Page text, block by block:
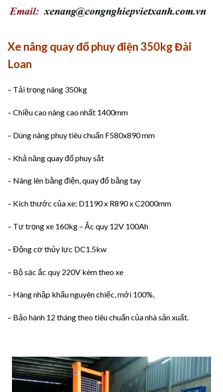
Xe nâng quay đổ phuy điện 350kg Đài
Loan
– Tải trọng nâng 350kg
– Chiều cao nâng cao nhất 1400mm
– Dùng nâng phuy tiêu chuẩn F580x890 mm
– Khả năng quay đổ phuy sắt
– Nâng lên bằng điện, quay đổ bằng tay
– Kích thước của xe: D1190 x R890 x C2000mm
– Tự trọng xe 160kg – Ắc quy 12V 100Ah
– Động cơ thủy lực DC1.5kw
– Bộ sạc ắc quy 220V kèm theo xe
– Hàng nhập khẩu nguyên chiếc, mới 100%,
– Bảo hành 12 tháng theo tiêu chuẩn của nhà sản xuất.